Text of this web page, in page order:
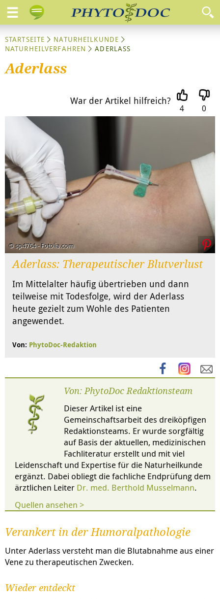
STARTSEITE
NATURHEILKUNDE
NATURHEILVERFAHREN
ADERLASS
Aderlass
War der Artikel hilfreich?
4 0
© sp4764 - Fotolia.com
Aderlass: Therapeutischer Blutverlust
Im Mittelalter häufig übertrieben und dann
teilweise mit Todesfolge, wird der Aderlass
heute gezielt zum Wohle des Patienten
angewendet.
Von: PhytoDoc-Redaktion
Von: PhytoDoc Redaktionsteam
Dieser Artikel ist eine
Gemeinschaftsarbeit des dreiköpfigen
Redaktionsteams. Er wurde sorgfältig
auf Basis der aktuellen, medizinischen
Fachliteratur erstellt und mit viel
Leidenschaft und Expertise für die Naturheilkunde
ergänzt. Dabei obliegt die fachliche Endprüfung dem
ärztlichen Leiter Dr. med. Berthold Musselmann.
Quellen ansehen >
Verankert in der Humoralpathologie
Unter Aderlass versteht man die Blutabnahme aus einer
Vene zu therapeutischen Zwecken.
Wieder entdeckt